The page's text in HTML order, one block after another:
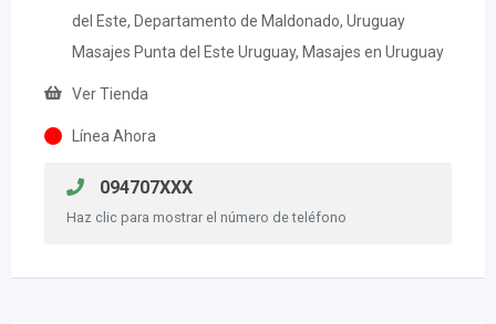
del Este, Departamento de Maldonado, Uruguay
Masajes Punta del Este Uruguay, Masajes en Uruguay
Ver Tienda
Línea Ahora
094707XXX
Haz clic para mostrar el número de teléfono